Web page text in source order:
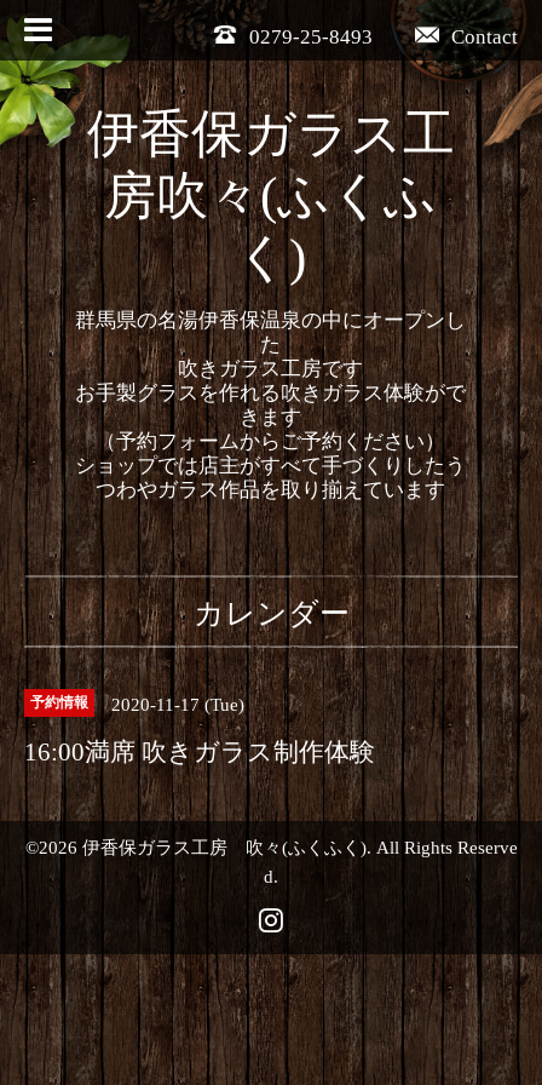
Contact
0279-25-8493
伊香保ガラス工
房吹々(ふくふ
く)
群馬県の名湯伊香保温泉の中にオープンし
た
吹きガラス工房です
お手製グラスを作れる吹きガラス体験がで
きます
（予約フォームからご予約ください）
ショップでは店主がすべて手づくりしたう
つわやガラス作品を取り揃えています
カレンダー
予約情報 2020-11-17 (Tue)
16:00満席 吹きガラス制作体験
©2026 伊香保ガラス工房 吹々(ふくふく). All Rights Reserve
d.